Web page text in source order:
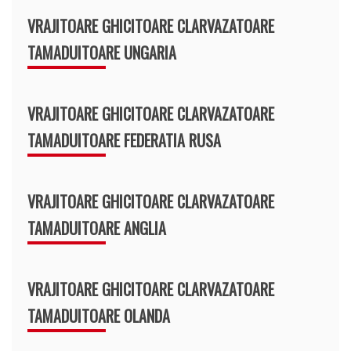
VRAJITOARE GHICITOARE CLARVAZATOARE
TAMADUITOARE UNGARIA
VRAJITOARE GHICITOARE CLARVAZATOARE
TAMADUITOARE FEDERATIA RUSA
VRAJITOARE GHICITOARE CLARVAZATOARE
TAMADUITOARE ANGLIA
VRAJITOARE GHICITOARE CLARVAZATOARE
TAMADUITOARE OLANDA